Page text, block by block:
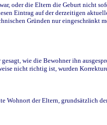
oder die Eltern die Geburt nicht
Eintrag auf der derzeitigen
Gründen nur eingeschränkt
wie die Bewohner ihn
nicht richtig ist, wurden
der Eltern, grundsätzlich